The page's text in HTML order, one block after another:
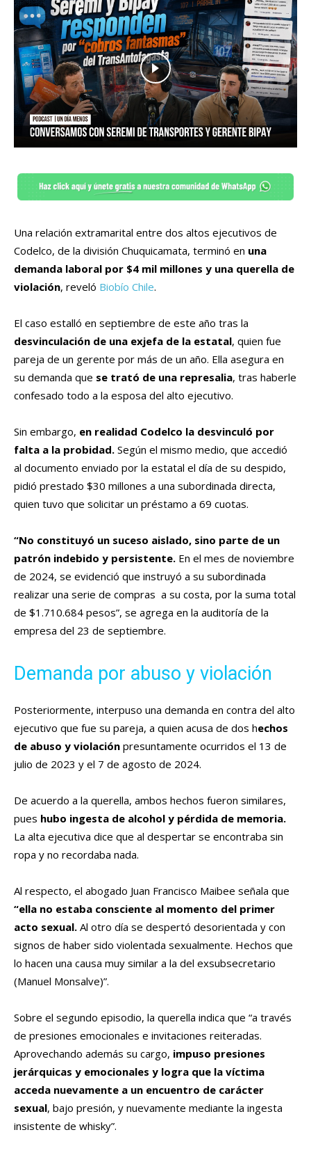
Una relación extramarital entre dos altos ejecutivos de
Codelco, de la división Chuquicamata, terminó en una
demanda laboral por $4 mil millones y una querella de
violación, reveló Biobío Chile.
El caso estalló en septiembre de este año tras la
desvinculación de una exjefa de la estatal, quien fue
pareja de un gerente por más de un año. Ella asegura en
su demanda que se trató de una represalia, tras haberle
confesado todo a la esposa del alto ejecutivo.
Sin embargo, en realidad Codelco la desvinculó por
falta a la probidad. Según el mismo medio, que accedió
al documento enviado por la estatal el día de su despido,
pidió prestado $30 millones a una subordinada directa,
quien tuvo que solicitar un préstamo a 69 cuotas.
“No constituyó un suceso aislado, sino parte de un
patrón indebido y persistente. En el mes de noviembre
de 2024, se evidenció que instruyó a su subordinada
realizar una serie de compras a su costa, por la suma total
de $1.710.684 pesos”, se agrega en la auditoría de la
empresa del 23 de septiembre.
Demanda por abuso y violación
Posteriormente, interpuso una demanda en contra del alto
ejecutivo que fue su pareja, a quien acusa de dos hechos
de abuso y violación presuntamente ocurridos el 13 de
julio de 2023 y el 7 de agosto de 2024.
De acuerdo a la querella, ambos hechos fueron similares,
pues hubo ingesta de alcohol y pérdida de memoria.
La alta ejecutiva dice que al despertar se encontraba sin
ropa y no recordaba nada.
Al respecto, el abogado Juan Francisco Maibee señala que
“ella no estaba consciente al momento del primer
acto sexual. Al otro día se despertó desorientada y con
signos de haber sido violentada sexualmente. Hechos que
lo hacen una causa muy similar a la del exsubsecretario
(Manuel Monsalve)”.
Sobre el segundo episodio, la querella indica que “a través
de presiones emocionales e invitaciones reiteradas.
Aprovechando además su cargo, impuso presiones
jerárquicas y emocionales y logra que la víctima
acceda nuevamente a un encuentro de carácter
sexual, bajo presión, y nuevamente mediante la ingesta
insistente de whisky”.